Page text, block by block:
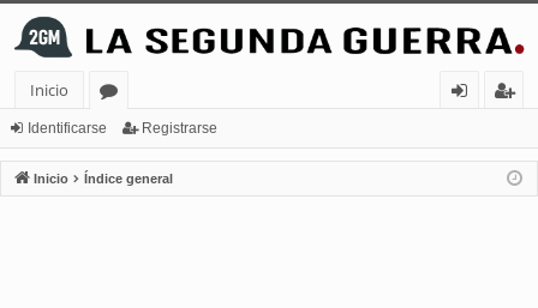
Inicio
or
os
nt
ifi
ist
ra
Identificarse Registrarse
Inicio Índice general